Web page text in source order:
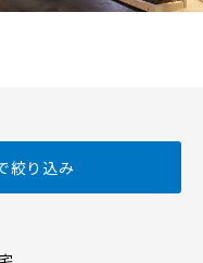
絞り込み